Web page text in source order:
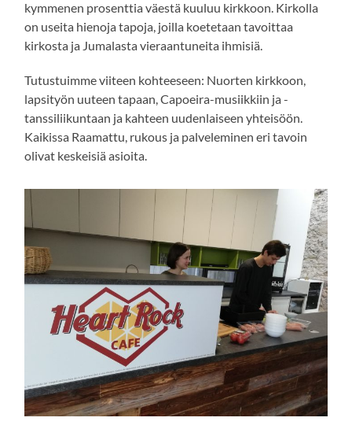
kymmenen prosenttia väestä kuuluu kirkkoon. Kirkolla
on useita hienoja tapoja, joilla koetetaan tavoittaa
kirkosta ja Jumalasta vieraantuneita ihmisiä.
Tutustuimme viiteen kohteeseen: Nuorten kirkkoon,
lapsityön uuteen tapaan, Capoeira-musiikkiin ja -
tanssiliikuntaan ja kahteen uudenlaiseen yhteisöön.
Kaikissa Raamattu, rukous ja palveleminen eri tavoin
olivat keskeisiä asioita.